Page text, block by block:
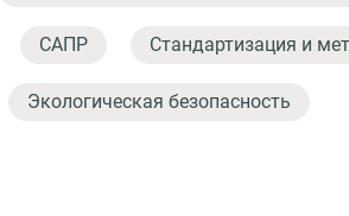
САПР Стандартизация и
Экологическая безопасность